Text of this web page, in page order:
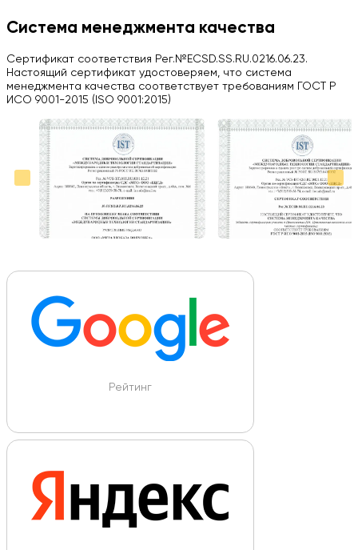
H
03.09.2024
Вся работа выполнена в срок. Всем рекомендую
Больше отзывов на Google Maps
Система менеджмента качества
Сертификат соответствия Рег.№ECSD.SS.RU.0216.06.23.
Настоящий сертификат удостоверяем, что система
менеджмента качества соответствует требованиям ГОСТ Р
ИСО 9001-2015 (ISO 9001:2015)
Рейтинг